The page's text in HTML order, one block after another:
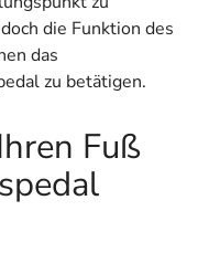
die Funktion des
das
zu betätigen.
Fuß